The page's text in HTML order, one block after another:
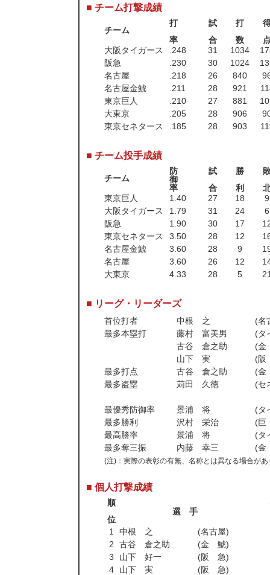
■ チーム打撃成績
チーム
打
率
試
合
打
数
大阪タイガース
.248 31 1034
阪急
.230 30 1024
名古屋
.218 26 840
名古屋金鯱
.211 28 921
東京巨人
.210 27 881
大東京
.205 28 906
東京セネタース
.185 28 903
■ チーム投手成績
チーム
防
御
率
試
合
勝
利
東京巨人
1.40 27 18
9
大阪タイガース
1.79 31 24
6
阪急
1.90 30 17
東京セネタース
3.50 28 12
名古屋金鯱
3.60 28 9
名古屋
3.60 26 12
大東京
4.33 28 5
■ リーグ・リーダーズ
首位打者 中根 之
(名
最多本塁打
藤村 富美男
(タ
古谷 倉之助
(
山下 実
(
最多打点
古谷 倉之助
(
最多盗塁
苅田 久徳 (セ
最優秀防御率 景浦 将
(タ
最多勝利
沢村 栄治
(
最高勝率
景浦 将
(タ
最多奪三振
内藤 幸三 (
(注)：実際の表彰の有無、名称とは異なる場合があ
■ 個人打撃成績
順
位
選 手
1 中根 之
(名古屋)
2
古谷 倉之助
(金 鯱)
3
山下 好一
(阪 急)
4
山下 実
(阪 急)